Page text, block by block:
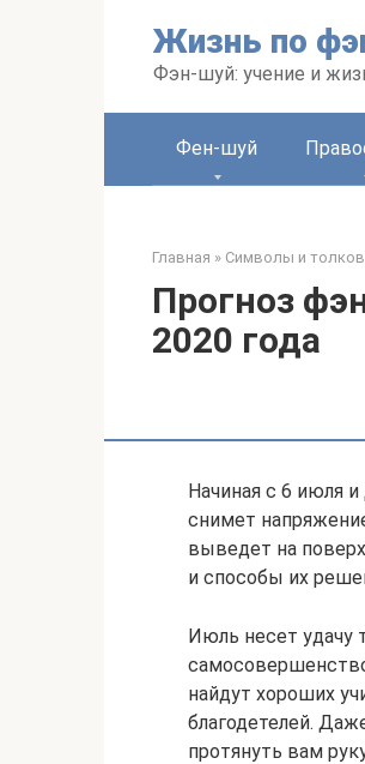
Жизнь по
Фэн-шуй: учение и
Фен-шуй
Главная » Символы и
Прогноз
2020 года
Начиная с 6 июля
снимет
выведет на
и способы их
Июль несет удачу
найдут хороших
благодетелей.
протянуть вам